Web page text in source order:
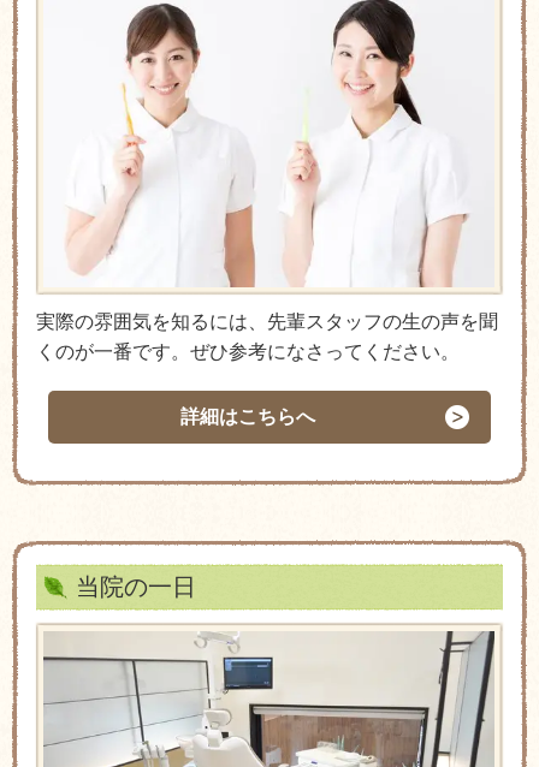
実際の雰囲気を知るには、先輩スタッフの生の声を聞
くのが一番です。ぜひ参考になさってください。
詳細はこちらへ
当院の一日